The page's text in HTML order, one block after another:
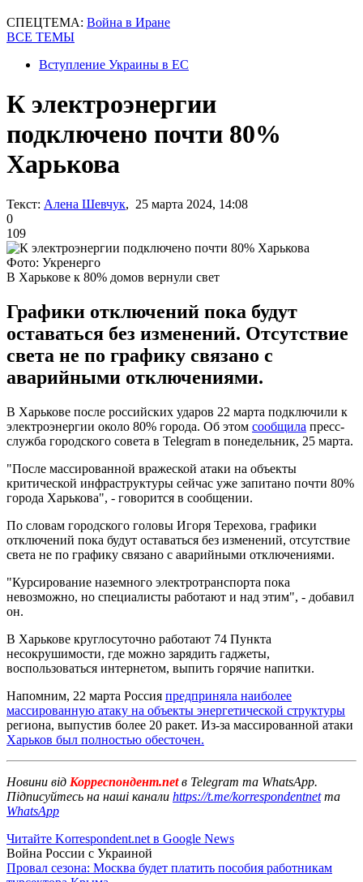
СПЕЦТЕМА: Война в Иране
ВСЕ ТЕМЫ
Вступление Украины в ЕС
К электроэнергии
подключено почти 80%
Харькова
Текст: Алена Шевчук, 25 марта 2024, 14:08
0
109
Фото: Укренерго
В Харькове к 80% домов вернули свет
Графики отключений пока будут
оставаться без изменений. Отсутствие
света не по графику связано с
аварийными отключениями.
В Харькове после российских ударов 22 марта подключили к
электроэнергии около 80% города. Об этом сообщила пресс-
служба городского совета в Telegram в понедельник, 25 марта.
"После массированной вражеской атаки на объекты
критической инфраструктуры сейчас уже запитано почти 80%
города Харькова", - говорится в сообщении.
По словам городского головы Игоря Терехова, графики
отключений пока будут оставаться без изменений, отсутствие
света не по графику связано с аварийными отключениями.
"Курсирование наземного электротранспорта пока
невозможно, но специалисты работают и над этим", - добавил
он.
В Харькове круглосуточно работают 74 Пункта
несокрушимости, где можно зарядить гаджеты,
воспользоваться интернетом, выпить горячие напитки.
Напомним, 22 марта Россия предприняла наиболее
массированную атаку на объекты энергетической структуры
региона, выпустив более 20 ракет. Из-за массированной атаки
Харьков был полностью обесточен.
Новини від Корреспондент.netв Telegram та WhatsApp.
Підписуйтесь на наші канали https://t.me/korrespondentnetта
WhatsApp
Читайте Korrespondent.net в Google News
Война России с Украиной
Провал сезона: Москва будет платить пособия работникам